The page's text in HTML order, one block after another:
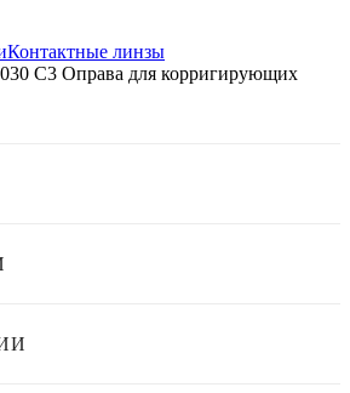
Контактные линзы
C3 Оправа для корригирующих